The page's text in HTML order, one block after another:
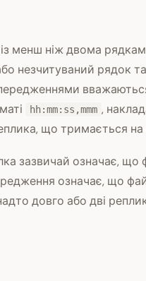
менш ніж двома
незчитуваний рядок
hh:mm:ss,mmm ,
що тримається на
зазвичай означає,
означає, що
довго або дві